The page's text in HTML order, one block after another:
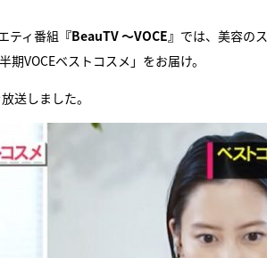
ティ番組 『BeauTV ～VOCE』 では、美容の
VOCEベストコスメ」をお届け。
送しました。
E